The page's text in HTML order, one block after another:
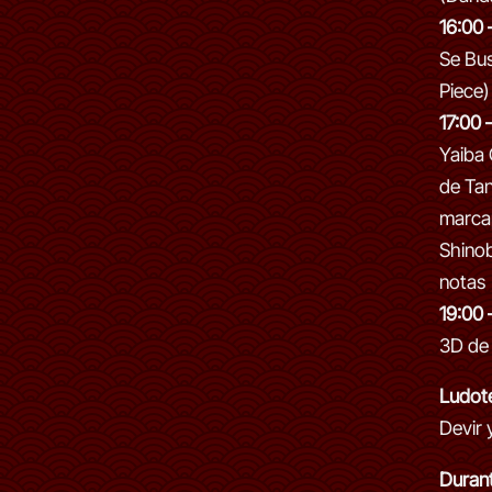
16:00
Se
Piece)
17:00
Yaiba
de
notas
19:00
3D
Devir